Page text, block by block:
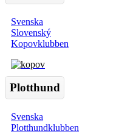
Svenska
Slovenský
Kopovklubben
Plotthund
Svenska
Plotthundklubben